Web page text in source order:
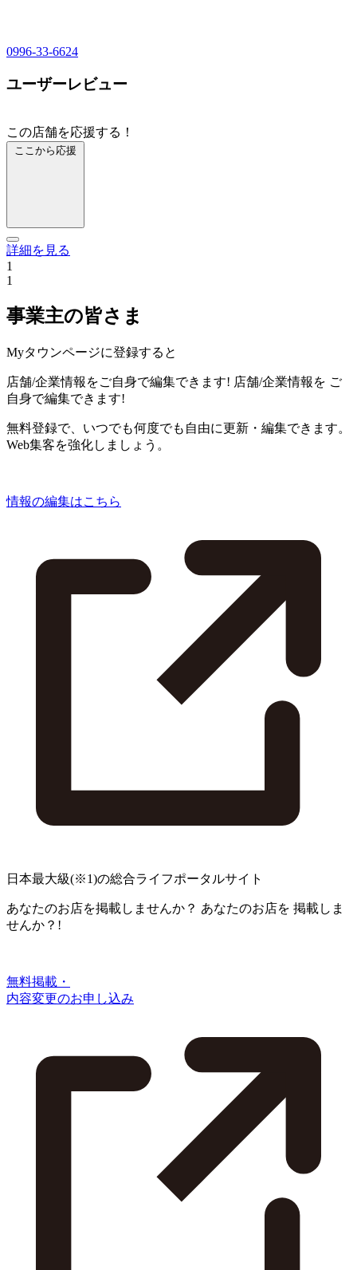
0996-33-6624
ユーザーレビュー
この店舗を応援する！
ここから応援
詳細を見る
1
1
事業主の皆さま
Myタウンページに登録すると
店舗/企業情報をご自身で編集できます! 店舗/企業情報を ご
自身で編集できます!
無料登録で、いつでも何度でも自由に更新・編集できます。
Web集客を強化しましょう。
情報の編集はこちら
日本最大級(※1)の総合ライフポータルサイト
あなたのお店を掲載しませんか？ あなたのお店を 掲載しま
せんか？!
無料掲載・
内容変更のお申し込み